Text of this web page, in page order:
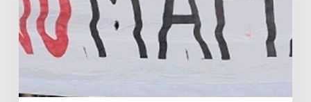
solo
a
parole